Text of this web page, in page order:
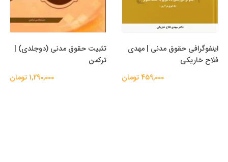
اینفوگرافی حقوق مدنی | مهدی
فلاح خاریکی
459,000 تومان
تثبیت حقوق مدنی (دوجلدی) |
ترکمن
1,290,000 تومان